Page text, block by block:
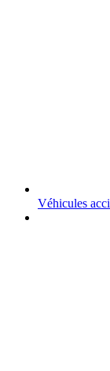
Véhicules